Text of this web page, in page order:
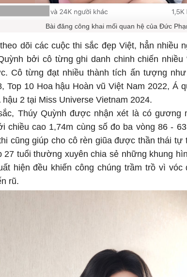
Bài đăng công khai mối quan hệ của Đức
dõi các cuộc thi sắc đẹp Việt, hẳn nhiều
bởi cô từng ghi danh chinh chiến nhiều
Cô từng đạt nhiều thành tích ấn tượng
Top 10 Hoa hậu Hoàn vũ Việt Nam 2022, Á
hậu 2 tại Miss Universe Vietnam 2024.
Thúy Quỳnh được nhận xét là có gương
chiều cao 1,74m cùng số đo ba vòng 86 -
cũng giúp cho cô rèn giũa được thần thái tự
27 tuổi thường xuyên chia sẻ những khung
hiện đều khiến công chúng trầm trồ vì vóc
rũ.